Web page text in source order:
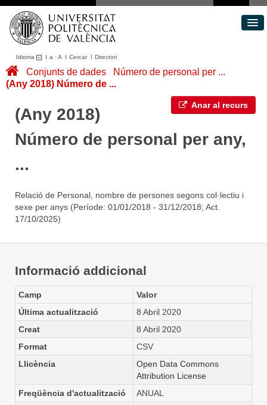
Idioma I a ·A I CercarI Directori
Conjunts de dades
Àrees
Portal de Transparència
Conjunts de dades
Número de personal per ...
(Any 2018) Número de ...
Anar al recurs
(Any 2018)
Número de personal per any,
...
Relació de Personal, nombre de persones segons col·lectiu i
sexe per anys (Període: 01/01/2018 - 31/12/2018; Act.
17/10/2025)
Informació addicional
Camp
Valor
Última actualització
8 Abril 2020
Creat
8 Abril 2020
Format
CSV
Llicència
Open Data Commons
Attribution License
Freqüència d'actualització
ANUAL